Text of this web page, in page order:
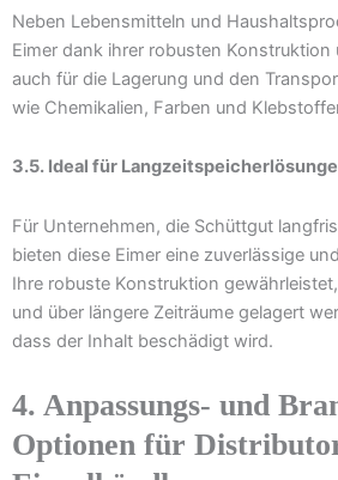
Neben Lebensmitteln und
Eimer dank ihrer robusten
auch für die Lagerung und den
wie Chemikalien, Farben und
3.5. Ideal für
Für Unternehmen, die Schüttgut
bieten diese Eimer eine zuverlässige
Ihre robuste Konstruktion
und über längere Zeiträume gelagert
dass der Inhalt beschädigt wird.
4. Anpassungs- und
Optionen für